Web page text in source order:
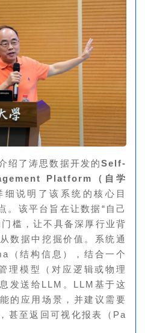
绍了涛思数据开发的Self-
Platform（自学
细说明了该系统的核心目
。该平台旨在让数据“自己
槛，让不具备深厚行业背
数据中挖掘价值。系统通
（结构信息），结合一个
理模型（对应逻辑或物理
发送给LLM。LLM基于这
的应用场景，并建议需要
甚至返回可视化报表（Pa